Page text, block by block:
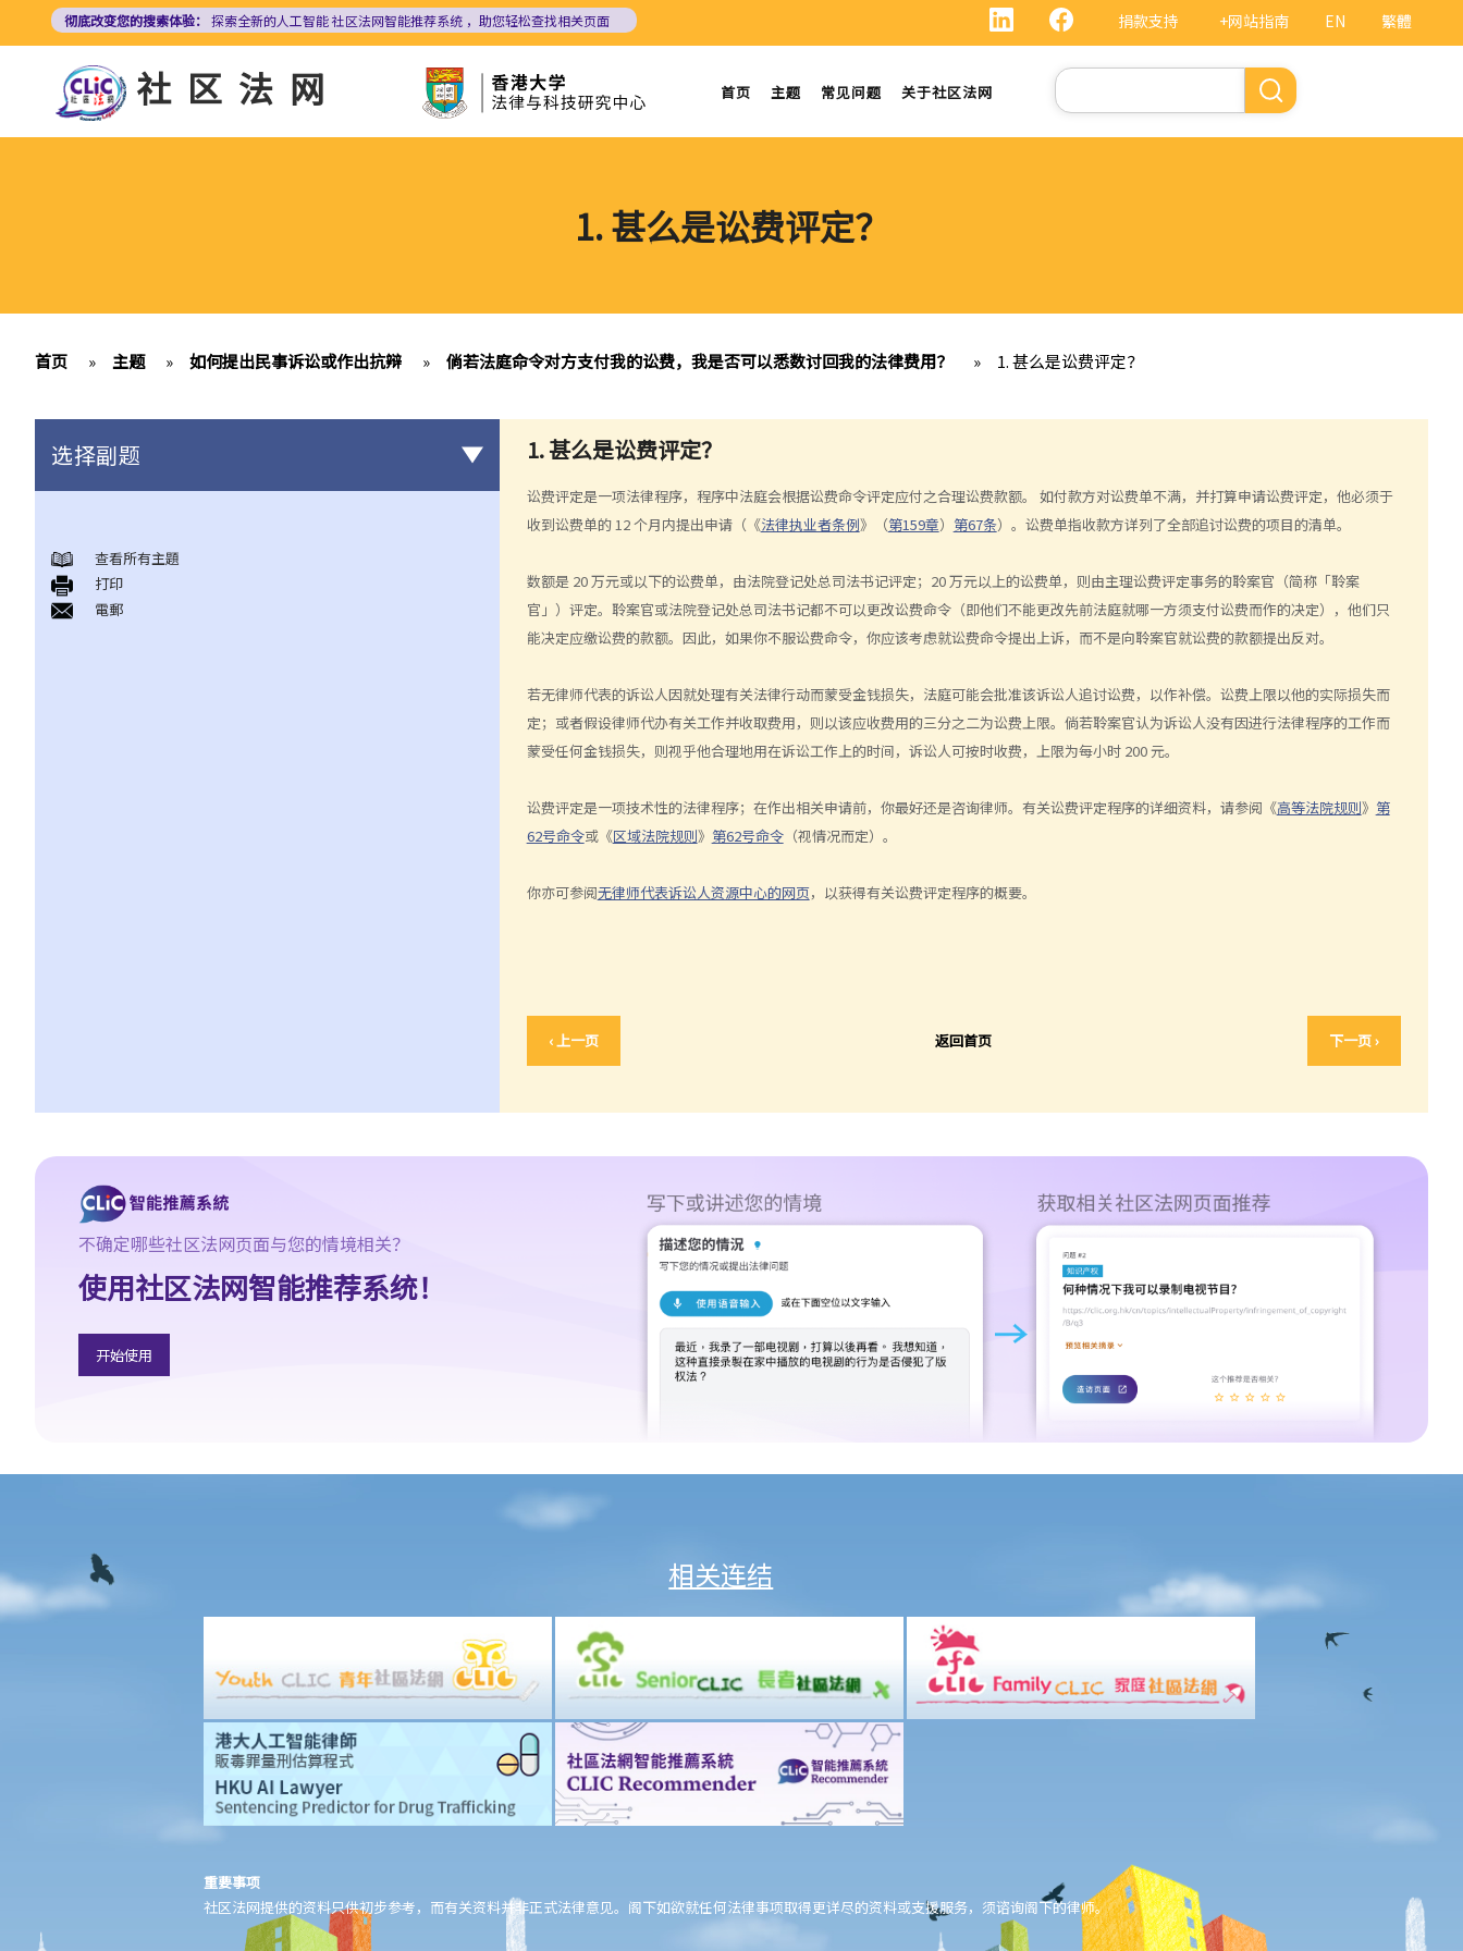
内
EN 繁體
捐款支持 +网站指南
彻底改变您的搜索体验： 探索全新的人工智能社区法网智能推荐系统 ，助您轻松查找相关页面
社区法网 首页 主题 常见问题 关于社区法网
搜
索
1. 甚么是讼费评定？
首页 » 主题 » 如何提出民事诉讼或作出抗辩 » 倘若法庭命令对方支付我的讼费，我是否可以悉数讨回我的法律费用？ » 1. 甚么是讼费评定？
1. 甚么是讼费评定？
讼费评定是一项法律程序，程序中法庭会根据讼费命令评定应付之合理讼费款额。 如付款方对讼费单不满，并打算申请讼费评定，他必须于
收到讼费单的 12 个月内提出申请（《法律执业者条例》（第159章） 第67条）。讼费单指收款方详列了全部追讨讼费的项目的清单。
数额是 20 万元或以下的讼费单，由法院登记处总司法书记评定；20 万元以上的讼费单，则由主理讼费评定事务的聆案官（简称「聆案
官」）评定。聆案官或法院登记处总司法书记都不可以更改讼费命令（即他们不能更改先前法庭就哪一方须支付讼费而作的决定），他们只
能决定应缴讼费的款额。因此，如果你不服讼费命令，你应该考虑就讼费命令提出上诉，而不是向聆案官就讼费的款额提出反对。
若无律师代表的诉讼人因就处理有关法律行动而蒙受金钱损失，法庭可能会批准该诉讼人追讨讼费，以作补偿。讼费上限以他的实际损失而
定；或者假设律师代办有关工作并收取费用，则以该应收费用的三分之二为讼费上限。倘若聆案官认为诉讼人没有因进行法律程序的工作而
蒙受任何金钱损失，则视乎他合理地用在诉讼工作上的时间，诉讼人可按时收费，上限为每小时 200 元。
讼费评定是一项技术性的法律程序；在作出相关申请前，你最好还是咨询律师。有关讼费评定程序的详细资料，请参阅《高等法院规则》 第
62号命令或《区域法院规则》 第62号命令（视情况而定）。
你亦可参阅无律师代表诉讼人资源中心的网页，以获得有关讼费评定程序的概要。
‹ 上一页 返回首页 下一页 ›
选择副题
展开民事诉讼前应当考虑的事项
1. 我可以不提出诉讼而解决纠纷吗？
2. 我是否有充分的法律理据去展开民事诉讼？对方又可否在同一案
中是否还有其他的申索？
11. 哪些民事案件的数据可以公开？ 是否所有证据、文件或证人陈
述书都可供公众查阅？
如何展开民事诉讼
1. 劳资审裁处会处理甚么民事案件？
4. 高等法院原讼法庭会处理甚么民事案件？
6. 如果精神上无行为能力的人或未成年人要展开诉讼，该怎么办？
7. 如何在区域法院或高等法院向他人展开民事诉讼？
8. 如果我打算在区域法院或高等法院向某人提出诉讼，我应以传讯
令状(writ of summons)还是以原诉传票(originating summons)展开
10. 如何以原诉传票展开民事诉讼？
11. 我能否针对某人展开民事诉讼：(a) 即使该人没有永久地址？(b)
即使该人通常居于香港以外地区？(c) 即使该人失踨？(d) 即使该人
13. 草拟一份优秀的状书的基本原则是甚么？
14. 如果原告人由于预期被告人提议和解会作出还价而夸大其申索金
查看所有主題
打印
電郵
不确定哪些社区法网页面与您的情境相关？
使用社区法网智能推荐系统！
开始使用
相关连结
重要事项
社区法网提供的资料只供初步参考，而有关资料并非正式法律意见。阁下如欲就任何法律事项取得更详尽的资料或支援服务，须谘询阁下的律师。